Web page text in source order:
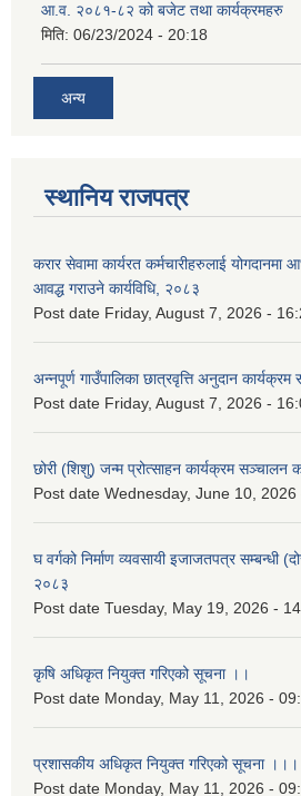
आ.व. २०८१-८२ को बजेट तथा कार्यक्रमहरु
मिति: 06/23/2024 - 20:18
अन्य
स्थानिय राजपत्र
करार सेवामा कार्यरत कर्मचारीहरुलाई योगदानमा
आवद्ध गराउने कार्यविधि, २०८३
Post date Friday, August 7, 2026 -
अन्नपूर्ण गाउँपालिका छात्रवृत्ति अनुदान
Post date Friday, August 7, 2026 -
छोरी (शिशु) जन्म प्रोत्साहन कार्यक्रम सञ्चालन
Post date Wednesday, June 10, 2026
घ वर्गको निर्माण व्यवसायी इजाजतपत्र सम्बन्धी
२०८३
Post date Tuesday, May 19, 2026 -
कृषि अधिकृत नियुक्त गरिएको सूचना ।।
Post date Monday, May 11, 2026 -
प्रशासकीय अधिकृत नियुक्त गरिएको सूचना
Post date Monday, May 11, 2026 -